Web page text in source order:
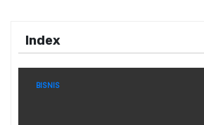
Index
BISNIS